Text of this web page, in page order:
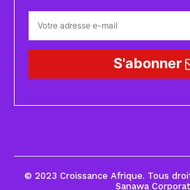
S'abonner
© 2023 Croissance Afrique. Tous
Sanawa